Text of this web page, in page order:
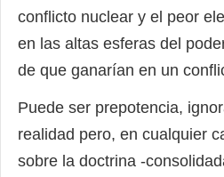
conflicto nuclear y el peor
en las altas esferas del
de que ganarían en un
Puede ser prepotencia,
realidad pero, en cualquier
sobre la doctrina -